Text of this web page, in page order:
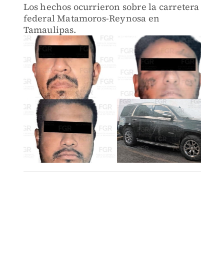
Los hechos ocurrieron sobre la carretera
federal Matamoros-Reynosa en
Tamaulipas.